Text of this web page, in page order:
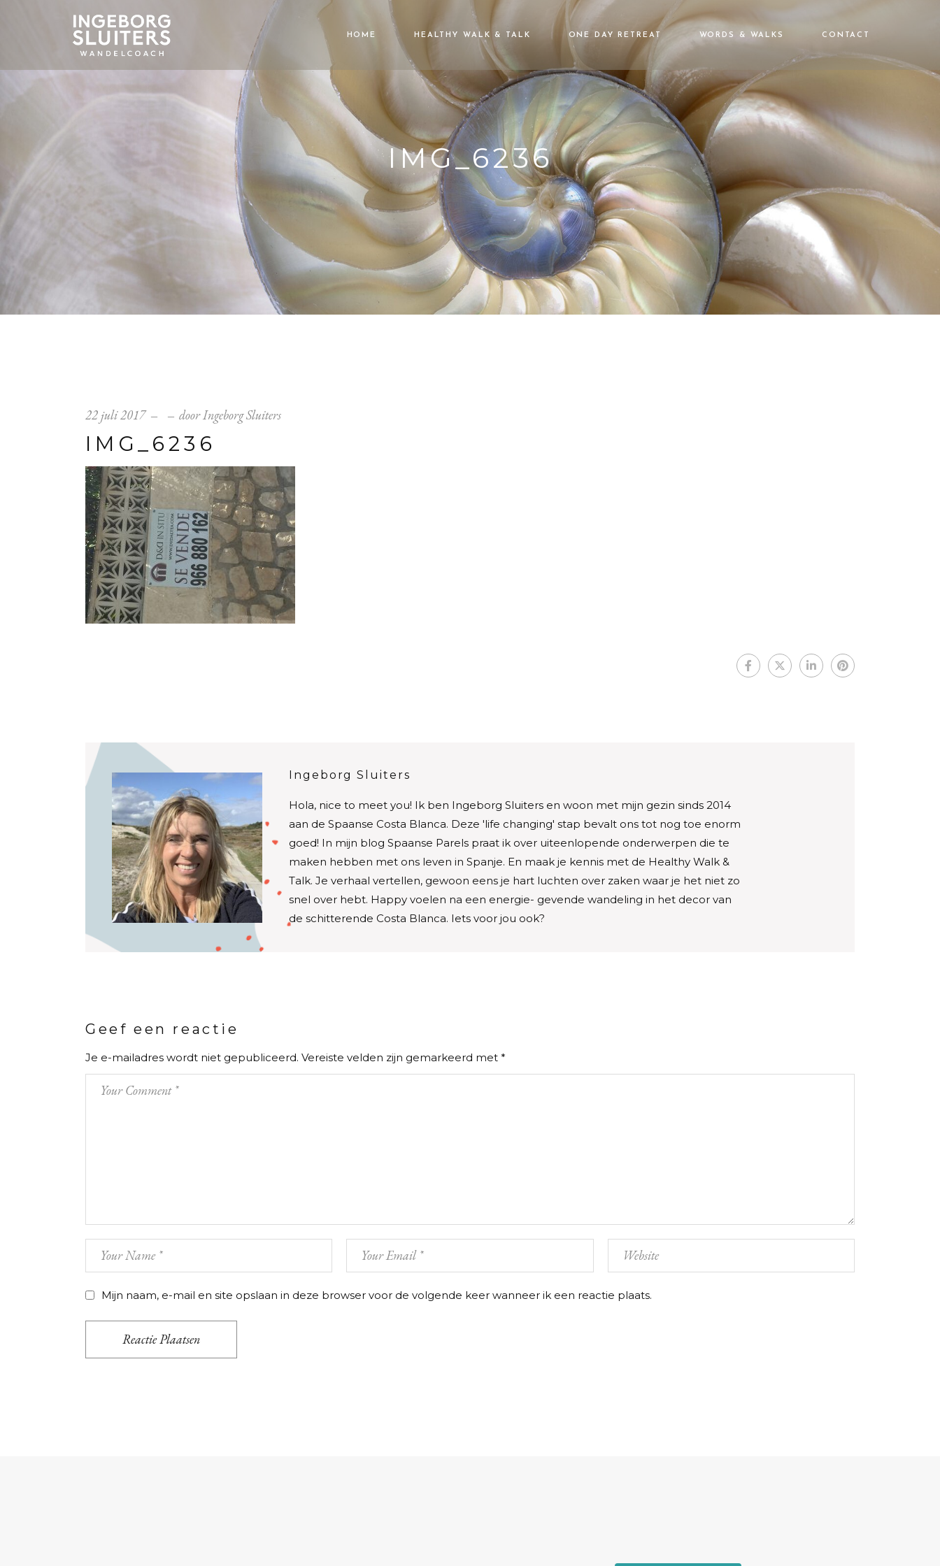
HOME HEALTHY WALK & TALK ONE DAY RETREAT WORDS & WALKS CONTACT
IMG_6236
22 juli 2017 doorIngeborg Sluiters
IMG_6236
Ingeborg Sluiters
Hola, nice to meet you! Ik ben Ingeborg Sluiters en woon met mijn gezin sinds 2014
aan de Spaanse Costa Blanca. Deze 'life changing' stap bevalt ons tot nog toe enorm
goed! In mijn blog Spaanse Parels praat ik over uiteenlopende onderwerpen die te
maken hebben met ons leven in Spanje. En maak je kennis met de Healthy Walk &
Talk. Je verhaal vertellen, gewoon eens je hart luchten over zaken waar je het niet zo
snel over hebt. Happy voelen na een energie- gevende wandeling in het decor van
de schitterende Costa Blanca. Iets voor jou ook?
Geef een reactie
Je e-mailadres wordt niet gepubliceerd. Vereiste velden zijn gemarkeerd met *
Mijn naam, e-mail en site opslaan in deze browser voor de volgende keer wanneer ik een reactie plaats.
Reactie Plaatsen